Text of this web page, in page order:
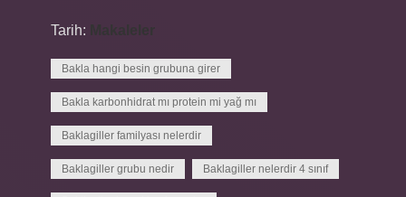
Tarih:
Bakla hangi besin grubuna girer
Bakla karbonhidrat mı protein mi yağ mı
Baklagiller familyası nelerdir
Baklagiller grubu nedir Baklagiller nelerdir 4 sınıf